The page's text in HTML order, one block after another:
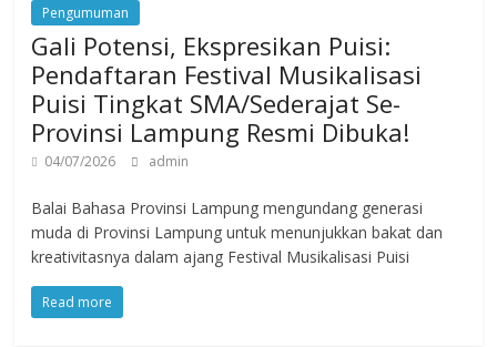
Pengumuman
Gali Potensi, Ekspresikan Puisi:
Pendaftaran Festival Musikalisasi
Puisi Tingkat SMA/Sederajat Se-
Provinsi Lampung Resmi Dibuka!
04/07/2026 admin
Balai Bahasa Provinsi Lampung mengundang generasi
muda di Provinsi Lampung untuk menunjukkan bakat dan
kreativitasnya dalam ajang Festival Musikalisasi Puisi
Read more